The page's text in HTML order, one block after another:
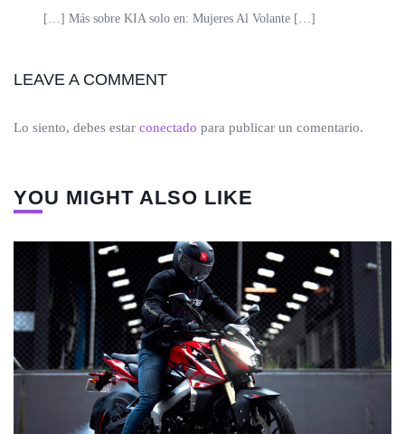
[…] Más sobre KIA solo en: Mujeres Al Volante […]
LEAVE A COMMENT
Lo siento, debes estar conectado para publicar un comentario.
YOU MIGHT ALSO LIKE